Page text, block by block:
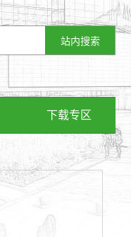
下载专区